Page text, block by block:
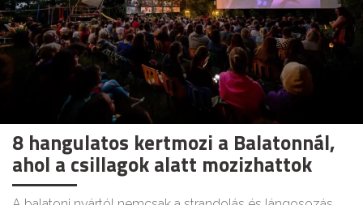
8 hangulatos kertmozi a Balatonnál,
ahol a csillagok alatt mozizhattok